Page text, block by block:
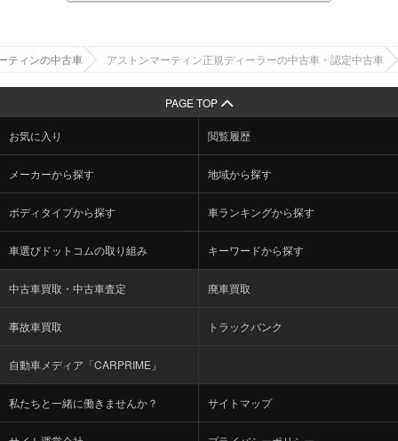
ティンの中古車 アストンマーティン正規ディーラーの中古車・認定中古車
PAGE TOP
お気に入り 閲覧履歴
メーカーから探す 地域から探す
ボディタイプから探す 車ランキングから探す
車選びドットコムの取り組み キーワードから探す
中古車買取・中古車査定 廃車買取
事故車買取 トラックバンク
自動車メディア「CARPRIME」
私たちと一緒に働きませんか？ サイトマップ